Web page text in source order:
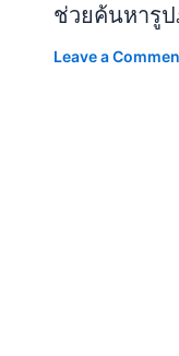
ช่วยค้นหารูป
Leave a